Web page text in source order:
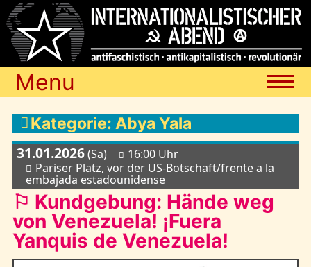
Menu
Termine
Blog
Media
Archiv
Kategorie: Abya Yala
31.01.2026(Sa)
16:00 Uhr
Pariser Platz, vor der US-Botschaft/frente a la
embajada estadounidense
⚐ Kundgebung: Hände weg
von Venezuela! ¡Fuera
Yanquis de Venezuela!